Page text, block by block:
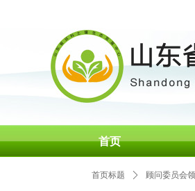
首页
首页标题 ꄲ 顾问委员会